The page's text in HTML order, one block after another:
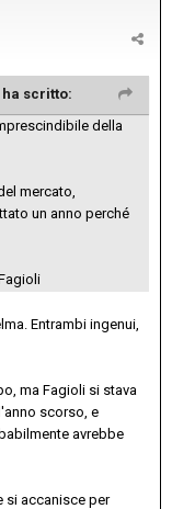
ha scritto:
della
mercato,
un anno perché
Entrambi ingenui,
ma Fagioli si stava
scorso, e
avrebbe
si accanisce per